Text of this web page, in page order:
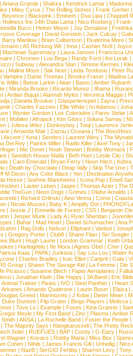
| Ariana Grande | Shakira | Kendrick Lamar | Madonna
| Miley Cyrus | The Rolling Stones | Frank Gerber|
Beyonce | Blackpink | Eminem | Dua Lipa | Chappell
Holiness the 14th Dalai Lama| Nico Rosberg| Frank
Bucci | Heiner Meyer | Joy Denalane |
Coverage | David Gerstein | Jack Culcay |
Barry Manilow| Brian Culbertson| Ekaterina More|
| A5 Richtung Wir | Inna | Cashier No9 | Joyce
| Machinae Supremacy | Laura Jansen | Francisca
| Chromeo | Lou Bega | Randy Ford | Ani Lorak |
| Subway| Alexandra Stan| Simone Kermes |
| Malina Moye| Sak Noel| Linda Teodosiu| Peter
Vampire| Dante Thomas | Brooke Fraser| Madina
Willis | Betsie Larkin| Aitan| Basto| Amber Rubarth|
| Miranda Brooke| Ricardo Munoz | Ilhama|
| Ardian Bujupi| Alannah Myles | Veronica Maggio|
| Daniela Brooker | Glasperlenspiel | Zayra |
| Charles Fazzino | Ellie White | Ivi Adamou |
| Wynter Gordon | Los Colorados | Parov Stelar |
| Mobilee | Afrojack | Kim Gloss | Soluna Samay |
| Julissa Veloz | Donkeyboy| Tooji| Laurence
| Amanda Mair| Zazou| Oceana| The BossHoss
| Akcent | Yuna | Serebro | Laurent Wery | The
Del Rey | Patrick Miller | Radio Killer | Axel Tony |
| Mic Donet| Noah Stewart| Bobby Womack |
| Swedish House Mafia| Beth Hart| Leslie Clio|
| Caro Emerald | Bryan Ferry | Neon Hitch | Kobra
| Death by Chocolate | Deap Vally | Skip The Use |
M Dixon| Any Color Black | Yen| Destination
Hesse| Soehne Mannheims | Icona Pop| Emeli
| Lauter Leben| Jaqee| Thomas Azier| The
TheGun | Neon Dogs | Grimes | Olafur Arnalds |
| Richard Orlinski| Aino Venna| Como|
| Nicole Musoni | Baby K | Amplify Dot |
| Jessie J | Emmelie de Forest| CSS| Benjamin
| Jesper Munk | Lady A| Ryan Sheridan|
| Bahar | Mad Heart | Daniel Schumacher | Ana
| Rag Dolls | Nelson | Elliphant | Vanbot |
| Gregory Porter | Club8 | Shane Filan | Siri Svegler |
Blunt | Hugh Laurie | London Grammar | Keith
| Harleighblu | Ife Mora | Agnes Obel | Cher |
Kaas | PAPA| Junkista | Say Lou Lou | Water
| Charles Bradley| Isac Elliot| Carlprit| Gala|
Group | Shawn The Savage Kid | La Femme | Die
Picasso | Susanne Blech | Paper Aeroplanes |
| Jonathan Kluth| Die Happy| 3A Band| Eric Bibb
Animal Trainer| Pixies | IVO | Steel Panther| I Heart
Arkanes | Amando Quattrone | Laurin Buser | Elaiza |
Greed | Marmozets | J Kobe | Dieter Meier |
Duke Dumont | Flip Grater | Bingo Players | Melissa
| Tove Lo | Example | Foxes | Kina Grannis |
Meyle | My First Band | Zinc | Plasma | Amber
Smith| ANSA| La Rochelle Band| Foster the People|
The Majority Says | Klangkarussell| The Pretty
Soler| RUEFUES| BAP| Cosby| G-Eazy|
Wagner | Kovacs | Robby Maria | Miss Bex |
Cohen | Nihils | James Francis Gill | Unheilig | Nico
| NazB| SerGIO Fertitta| Sharron Levy| Tony